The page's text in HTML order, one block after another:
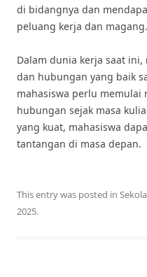
di bidangnya dan
peluang kerja dan magang.
Dalam dunia kerja saat
dan hubungan yang baik
mahasiswa perlu
hubungan sejak masa
yang kuat, mahasiswa
tantangan di masa depan.
This entry was posted in
2025.